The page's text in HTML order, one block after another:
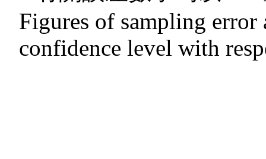
Figures of sampling error
confidence level with